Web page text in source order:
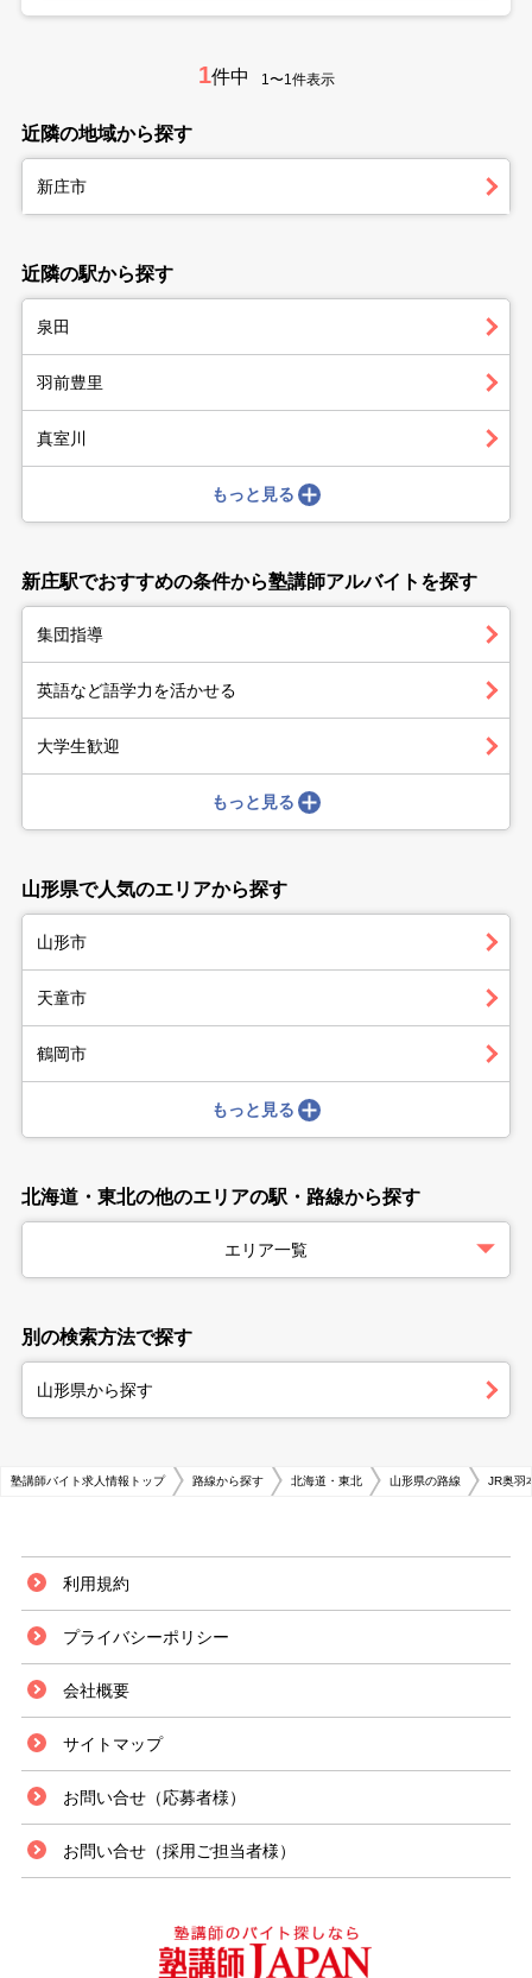
1件中 1〜1件表示
近隣の地域から探す
新庄市
近隣の駅から探す
泉田
羽前豊里
真室川
もっと見る
新庄駅でおすすめの条件から塾講師アルバイトを探す
集団指導
英語など語学力を活かせる
大学生歓迎
もっと見る
山形県で人気のエリアから探す
山形市
天童市
鶴岡市
もっと見る
北海道・東北の他のエリアの駅・路線から探す
エリア一覧
別の検索方法で探す
山形県から探す
塾講師バイト求人情報トップ 路線から探す 北海道・東北 山形県の路線 JR奥羽
利用規約
プライバシーポリシー
会社概要
サイトマップ
お問い合せ（応募者様）
お問い合せ（採用ご担当者様）